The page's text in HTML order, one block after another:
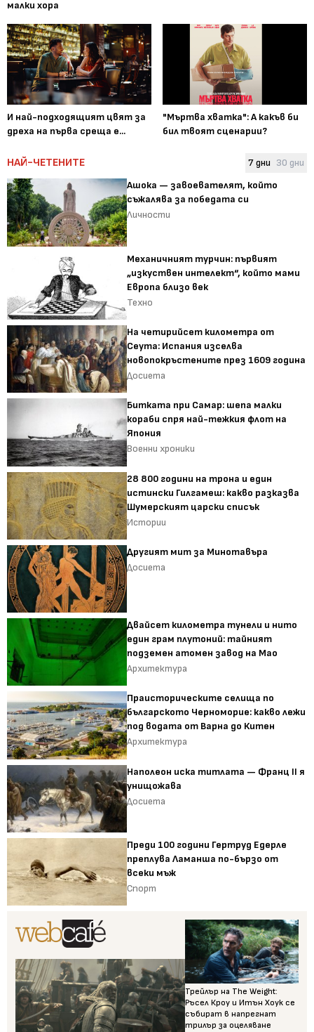
малки хора
И най-подходящият цвят за
дреха на първа среща е...
"Мъртва хватка": А какъв би
бил твоят сценарии?
НАЙ-ЧЕТЕНИТЕ 7 дни 30 дни
Ашока — завоевателят, който
съжалява за победата си
Личности
Механичният турчин: първият
„изкуствен интелект“, който мами
Европа близо век
Техно
На четирийсет километра от
Сеута: Испания изселва
новопокръстените през 1609 година
Досиета
Битката при Самар: шепа малки
кораби спря най-тежкия флот на
Япония
Военни хроники
28 800 години на трона и един
истински Гилгамеш: какво разказва
Шумерският царски списък
Истории
Другият мит за Минотавъра
Досиета
Двайсет километра тунели и нито
един грам плутоний: тайният
подземен атомен завод на Мао
Архитектура
Праисторическите селища по
българското Черноморие: какво лежи
под водата от Варна до Китен
Архитектура
Наполеон иска титлата — Франц II я
унищожава
Досиета
Преди 100 години Гертруд Едерле
преплува Ламанша по-бързо от
всеки мъж
Спорт
Трейлър на The Weight:
Ръсел Кроу и Итън Хоук се
събират в напрегнат
трилър за оцеляване